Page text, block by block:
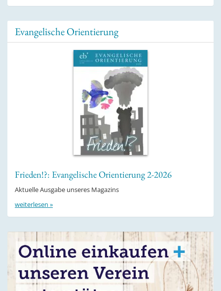
Evangelische Orientierung
Frieden!?: Evangelische Orientierung 2-2026
Aktuelle Ausgabe unseres Magazins
weiterlesen »